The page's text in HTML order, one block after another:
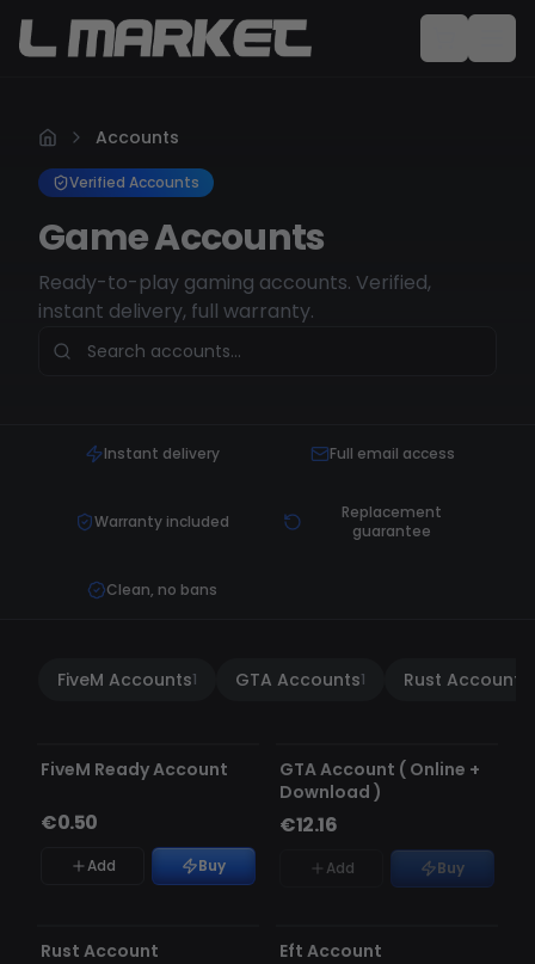
Accounts
Verified Accounts
Game Accounts
Ready-to-play gaming accounts. Verified,
instant delivery, full warranty.
Instant delivery Full email access
Warranty included
Replacement
guarantee
Clean, no bans
FiveM Accounts1 GTA Accounts1 Rust Accounts
FiveM Ready Account
€0.50
Add Buy
RUPTURE DE STOCK
GTA Account ( Online +
Download )
€12.16
Add Buy
Rust Account RUPTURE DE STOCK
Eft Account